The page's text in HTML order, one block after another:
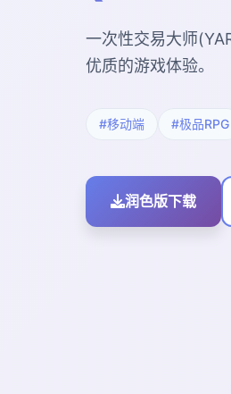
一次性交易大师
优质的游戏体验。
#移动端 #极品RPG
润色版下载